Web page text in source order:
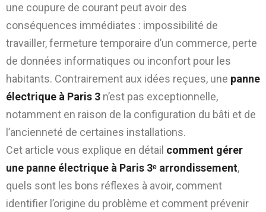
une coupure de courant peut avoir des
conséquences immédiates : impossibilité de
travailler, fermeture temporaire d’un commerce, perte
de données informatiques ou inconfort pour les
habitants. Contrairement aux idées reçues, une panne
électrique à Paris 3 n’est pas exceptionnelle,
notamment en raison de la configuration du bâti et de
l’ancienneté de certaines installations.
Cet article vous explique en détail comment gérer
une panne électrique à Paris 3ᵉ arrondissement,
quels sont les bons réflexes à avoir, comment
identifier l’origine du problème et comment prévenir